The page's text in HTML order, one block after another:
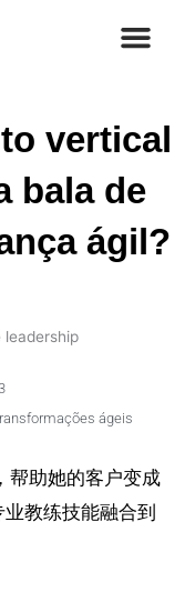
vertical
bala de
ágil?
ágeis
帮助她的客户变成
教练技能融合到